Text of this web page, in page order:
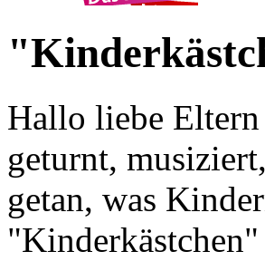
Hallo liebe
geturnt,
getan, was